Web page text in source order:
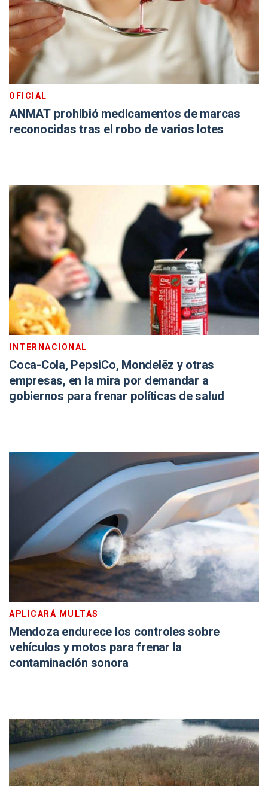
OFICIAL
ANMAT prohibió medicamentos de marcas
reconocidas tras el robo de varios lotes
INTERNACIONAL
Coca-Cola, PepsiCo, Mondelēz y otras
empresas, en la mira por demandar a
gobiernos para frenar políticas de salud
APLICARÁ MULTAS
Mendoza endurece los controles sobre
vehículos y motos para frenar la
contaminación sonora